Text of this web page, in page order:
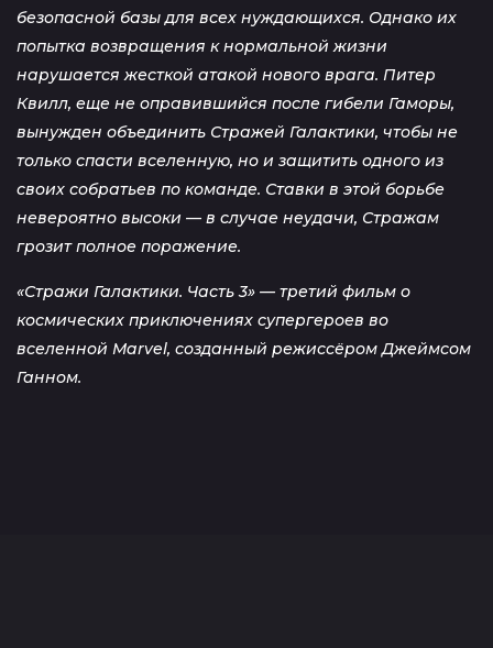
безопасной базы для всех нуждающихся. Однако их
попытка возвращения к нормальной жизни
нарушается жесткой атакой нового врага. Питер
Квилл, еще не оправившийся после гибели Гаморы,
вынужден объединить Стражей Галактики, чтобы не
только спасти вселенную, но и защитить одного из
своих собратьев по команде. Ставки в этой борьбе
невероятно высоки — в случае неудачи, Стражам
грозит полное поражение.
«Стражи Галактики. Часть 3» — третий фильм о
космических приключениях супергероев во
вселенной Marvel, созданный режиссёром Джеймсом
Ганном.